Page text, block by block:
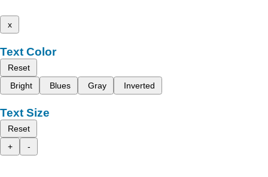
x
Text Color
Reset
Bright
Blues Gray Inverted
Text Size
Reset
+
-